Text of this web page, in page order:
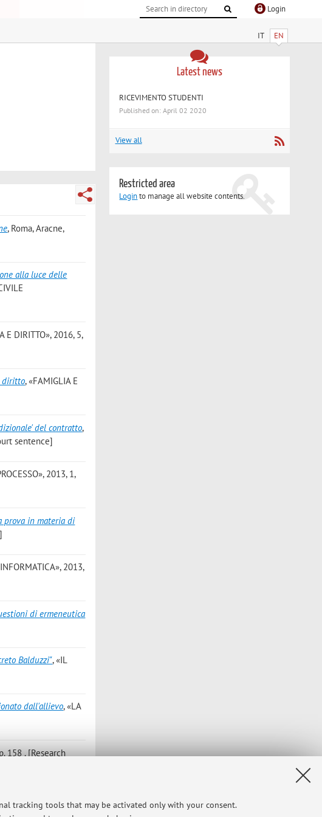
tracking tools that may be activated only with your consent.
Login
IT EN
, Roma, Aracne,
alla luce delle
E DIRITTO», 2016, 5,
diritto, «FAMIGLIA E
del contratto,
sentence]
2013, 1,
prova in materia di
2013,
di ermeneutica
Balduzzi", «IL
dall'allievo, «LA
158 . [Research
18 giugno 1998, n.
, MILANO, Giuffrè,
Latest news
RICEVIMENTO STUDENTI
Published on: April 02 2020
View all
Restricted area
Loginto manage all website contents.